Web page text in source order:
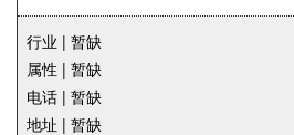
头条资讯
业 界
机 构
行业 | 暂缺
属性 | 暂缺
电话 | 暂缺
地址 | 暂缺